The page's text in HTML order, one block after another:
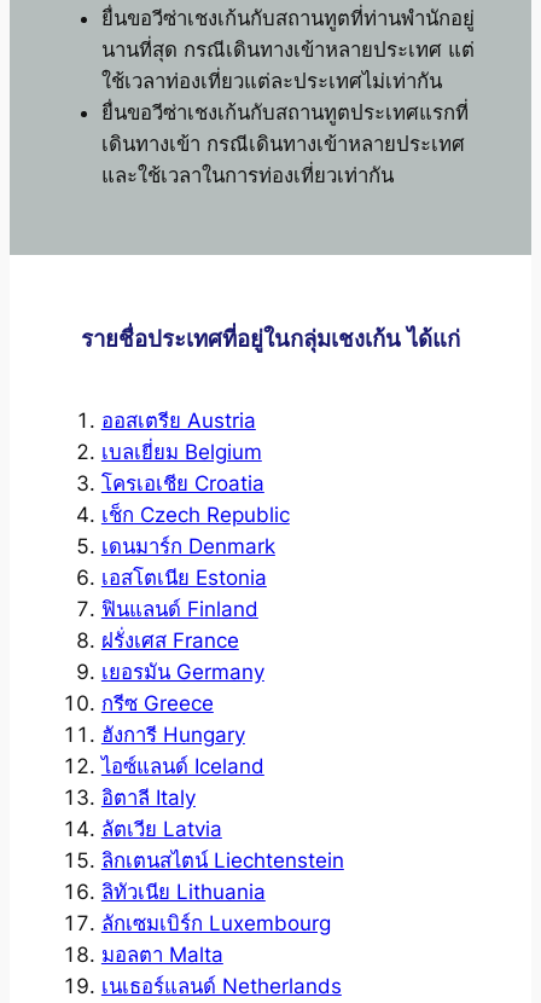
ยื่นขอวีซ่าเชงเก้นกับสถานทูตที่ท่านพำนักอยู่
นานที่สุด กรณีเดินทางเข้าหลายประเทศ แต่
ใช้เวลาท่องเที่ยวแต่ละประเทศไม่เท่ากัน
ยื่นขอวีซ่าเชงเก้นกับสถานทูตประเทศแรกที่
เดินทางเข้า กรณีเดินทางเข้าหลายประเทศ
และใช้เวลาในการท่องเที่ยวเท่ากัน
รายชื่อประเทศที่อยู่ในกลุ่มเชงเก้น ได้แก่
ออสเตรีย Austria
เบลเยี่ยม Belgium
โครเอเชีย Croatia
เช็ก Czech Republic
เดนมาร์ก Denmark
เอสโตเนีย Estonia
ฟินแลนด์ Finland
ฝรั่งเศส France
เยอรมัน Germany
กรีซ Greece
ฮังการี Hungary
ไอซ์แลนด์ Iceland
อิตาลี Italy
ลัตเวีย Latvia
ลิกเตนสไตน์ Liechtenstein
ลิทัวเนีย Lithuania
ลักเซมเบิร์ก Luxembourg
มอลตา Malta
เนเธอร์แลนด์ Netherlands